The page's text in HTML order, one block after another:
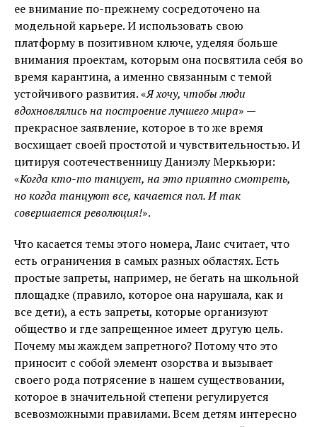
ее внимание по-прежнему сосредоточено на
модельной карьере. И использовать свою
платформу в позитивном ключе, уделяя больше
внимания проектам, которым она посвятила себя во
время карантина, а именно связанным с темой
устойчивого развития. «Я хочу, чтобы люди
вдохновлялись на построение лучшего мира» —
прекрасное заявление, которое в то же время
восхищает своей простотой и чувствительностью. И
цитируя соотечественницу Даниэлу Меркьюри:
«Когда кто-то танцует, на это приятно смотреть,
но когда танцуют все, качается пол. И так
совершается революция!».
Что касается темы этого номера, Лаис считает, что
есть ограничения в самых разных областях. Есть
простые запреты, например, не бегать на школьной
площадке (правило, которое она нарушала, как и
все дети), а есть запреты, которые организуют
общество и где запрещенное имеет другую цель.
Почему мы жаждем запретного? Потому что это
приносит с собой элемент озорства и вызывает
своего рода потрясение в нашем существовании,
которое в значительной степени регулируется
всевозможными правилами. Всем детям интересно